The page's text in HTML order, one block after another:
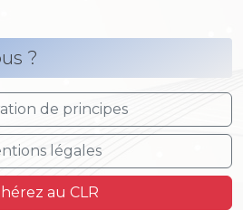
?
de principes
légales
au CLR